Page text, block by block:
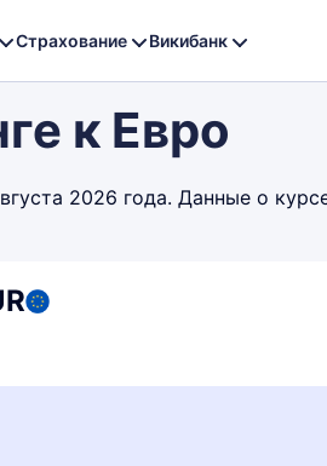
Страхование Викибанк
к Евро
2026 года. Данные о